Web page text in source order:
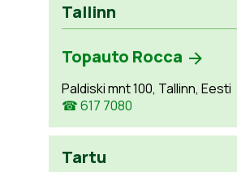
Tallinn
Topauto Rocca
Paldiski mnt 100, Tallinn, Eesti
☎ 617 7080
Tartu